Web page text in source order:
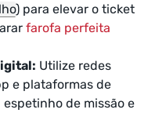
) para elevar o ticket
farofa perfeita
Utilize redes
e plataformas de
de missão e